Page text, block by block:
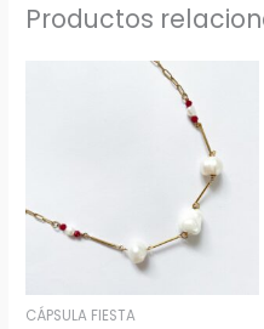
Productos
CÁPSULA FIESTA